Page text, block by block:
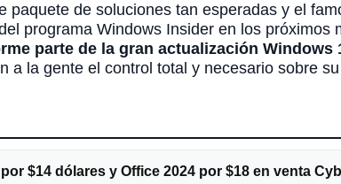
paquete de soluciones tan esperadas y el
programa Windows Insider en los próximos
parte de la gran actualización Windows
a la gente el control total y necesario sobre
$14 dólares y Office 2024 por $18 en venta